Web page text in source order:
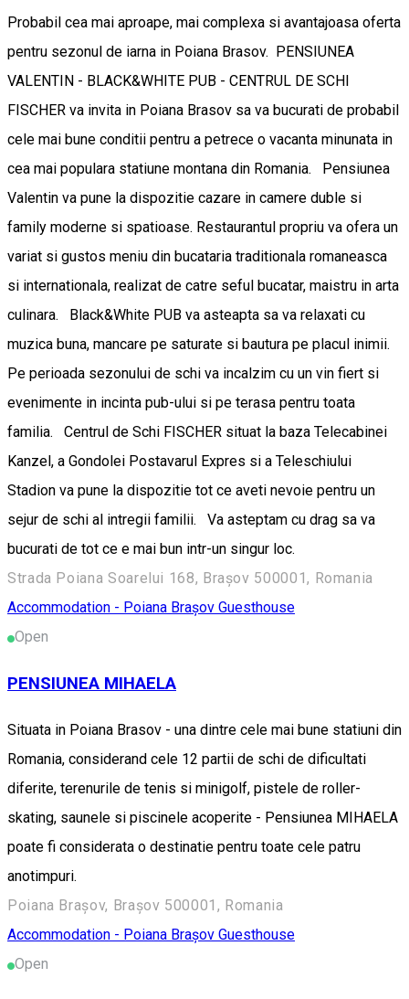
Probabil cea mai aproape, mai complexa si avantajoasa oferta
pentru sezonul de iarna in Poiana Brasov. PENSIUNEA
VALENTIN - BLACK&WHITE PUB - CENTRUL DE SCHI
FISCHER va invita in Poiana Brasov sa va bucurati de probabil
cele mai bune conditii pentru a petrece o vacanta minunata in
cea mai populara statiune montana din Romania. Pensiunea
Valentin va pune la dispozitie cazare in camere duble si
family moderne si spatioase. Restaurantul propriu va ofera un
variat si gustos meniu din bucataria traditionala romaneasca
si internationala, realizat de catre seful bucatar, maistru in arta
culinara. Black&White PUB va asteapta sa va relaxati cu
muzica buna, mancare pe saturate si bautura pe placul inimii.
Pe perioada sezonului de schi va incalzim cu un vin fiert si
evenimente in incinta pub-ului si pe terasa pentru toata
familia. Centrul de Schi FISCHER situat la baza Telecabinei
Kanzel, a Gondolei Postavarul Expres si a Teleschiului
Stadion va pune la dispozitie tot ce aveti nevoie pentru un
sejur de schi al intregii familii. Va asteptam cu drag sa va
bucurati de tot ce e mai bun intr-un singur loc.
Strada Poiana Soarelui 168, Brașov 500001, Romania
Accommodation - Poiana Brașov Guesthouse
Open
PENSIUNEA MIHAELA
Situata in Poiana Brasov - una dintre cele mai bune statiuni din
Romania, considerand cele 12 partii de schi de dificultati
diferite, terenurile de tenis si minigolf, pistele de roller-
skating, saunele si piscinele acoperite - Pensiunea MIHAELA
poate fi considerata o destinatie pentru toate cele patru
anotimpuri.
Poiana Brașov, Brașov 500001, Romania
Accommodation - Poiana Brașov Guesthouse
Open